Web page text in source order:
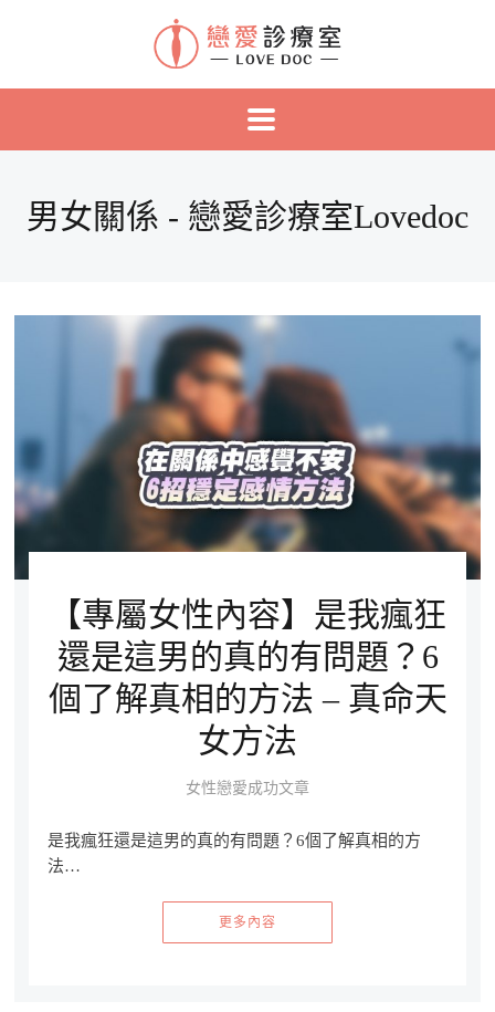
男女關係 - 戀愛診療室Lovedoc
【專屬女性內容】是我瘋狂
還是這男的真的有問題？6
個了解真相的方法 – 真命天
女方法
女性戀愛成功文章
是我瘋狂還是這男的真的有問題？6個了解真相的方
法…
更多內容